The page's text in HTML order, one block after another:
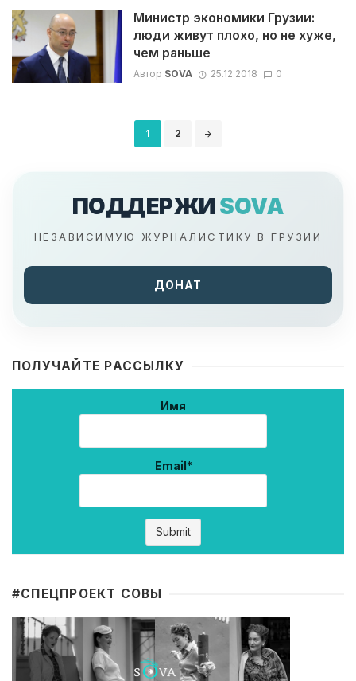
Министр экономики Грузии:
люди живут плохо, но не хуже,
чем раньше
Автор SOVA 25.12.2018 0
1 2
ПОДДЕРЖИ SOVA
НЕЗАВИСИМУЮ ЖУРНАЛИСТИКУ В ГРУЗИИ
ДОНАТ
ПОЛУЧАЙТЕ РАССЫЛКУ
Имя
Email*
#CПЕЦПРОЕКТ СОВЫ